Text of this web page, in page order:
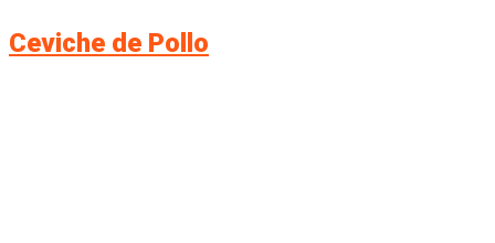
Ceviche de Pollo